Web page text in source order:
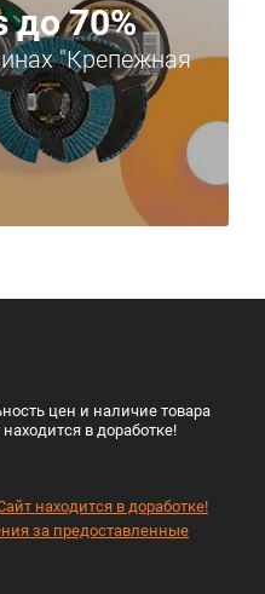
до 70%
"Крепежная
цен и наличие товара
в доработке!
находится в доработке!
за предоставленные